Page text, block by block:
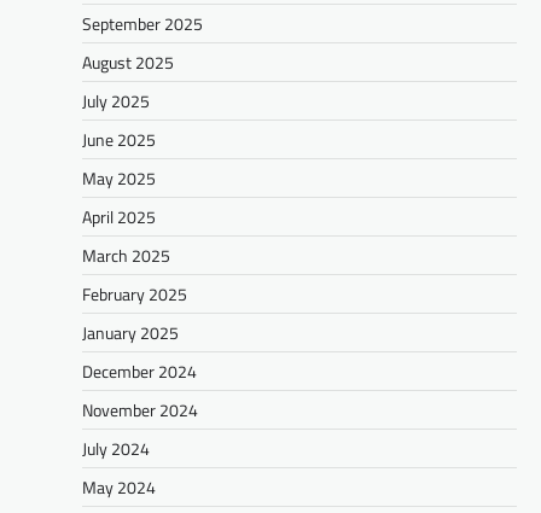
September 2025
August 2025
July 2025
June 2025
May 2025
April 2025
March 2025
February 2025
January 2025
December 2024
November 2024
July 2024
May 2024